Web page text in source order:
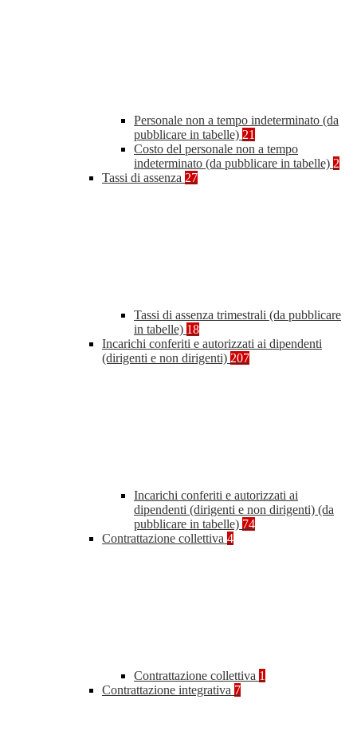
Personale non a tempo indeterminato (da
pubblicare in tabelle) 21
Costo del personale non a tempo
indeterminato (da pubblicare in tabelle) 2
Tassi di assenza 27
Tassi di assenza trimestrali (da pubblicare
in tabelle) 18
Incarichi conferiti e autorizzati ai dipendenti
(dirigenti e non dirigenti) 207
Incarichi conferiti e autorizzati ai
dipendenti (dirigenti e non dirigenti) (da
pubblicare in tabelle) 74
Contrattazione collettiva 4
Contrattazione collettiva 1
Contrattazione integrativa 7